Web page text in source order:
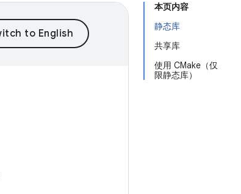
本页内容
静态库
共享库
使用 CMake（仅
限静态库）